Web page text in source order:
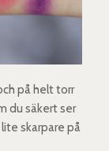
på helt torr
du säkert ser
skarpare på